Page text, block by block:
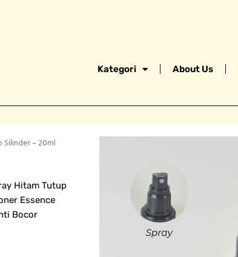
Kategori About Us
– 20ml
Hitam Tutup
Essence
Bocor